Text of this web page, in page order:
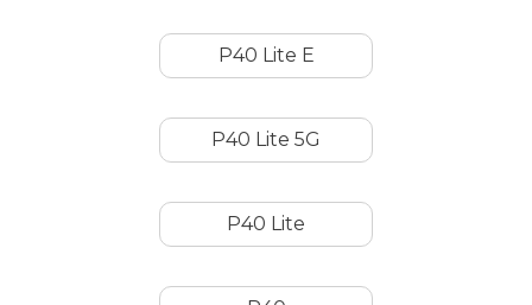
P40 Lite E
P40 Lite 5G
P40 Lite